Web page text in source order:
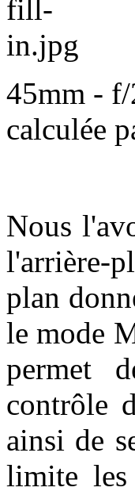
45mm - f/
calculée
Nous
l'arrière-
plan
le mode
permet
contrôle
ainsi de
limite les